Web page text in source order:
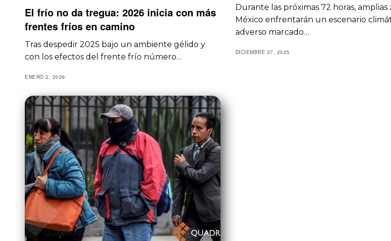
El frío no da tregua: 2026 inicia con más
frentes fríos en camino
Tras despedir 2025 bajo un ambiente gélido y
con los efectos del frente frío número…
ENERO 2, 2026
Durante las próximas 72 horas, amplias
México enfrentarán un escenario
adverso marcado…
DICIEMBRE 27, 2025